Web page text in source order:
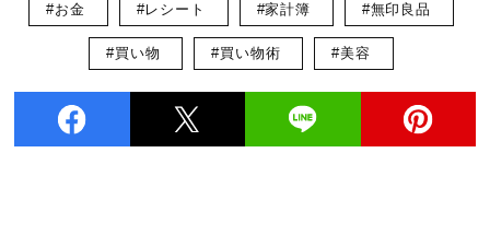
#お金 #レシート #家計簿 #無印良品
#買い物 #買い物術 #美容